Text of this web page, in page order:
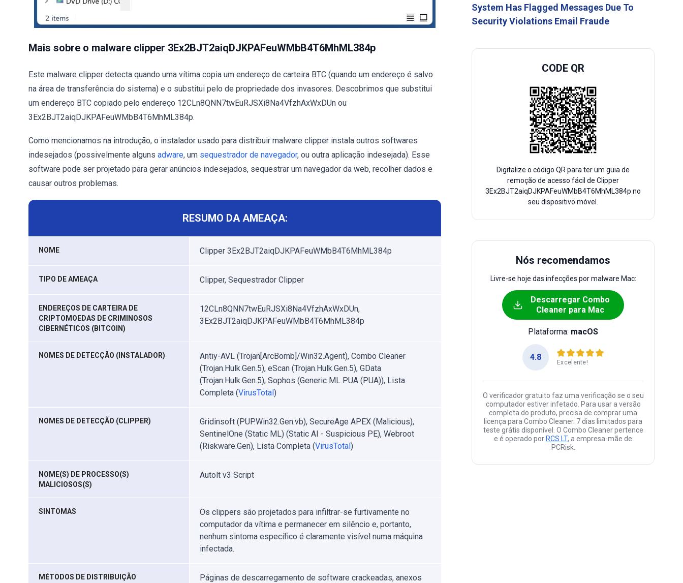
Mais sobre o malware clipper 3Ex2BJT2aiqDJKPAFeuWMbB4T6MhML384p
Este malware clipper detecta quando uma vítima copia um endereço de carteira BTC (quando um endereço é salvo
na área de transferência do sistema) e o substitui pelo de propriedade dos invasores. Descobrimos que substitui
um endereço BTC copiado pelo endereço 12CLn8QNN7twEuRJSXi8Na4VfzhAxWxDUn ou
3Ex2BJT2aiqDJKPAFeuWMbB4T6MhML384p.
Como mencionamos na introdução, o instalador usado para distribuir malware clipper instala outros softwares
indesejados (possivelmente alguns adware, um sequestrador de navegador, ou outra aplicação indesejada). Esse
software pode ser projetado para gerar anúncios indesejados, sequestrar um navegador da web, recolher dados e
causar outros problemas.
RESUMO DA AMEAÇA:
NOME Clipper 3Ex2BJT2aiqDJKPAFeuWMbB4T6MhML384p
TIPO DE AMEAÇA Clipper, Sequestrador Clipper
ENDEREÇOS DE CARTEIRA DE
CRIPTOMOEDAS DE CRIMINOSOS
CIBERNÉTICOS (BITCOIN)
12CLn8QNN7twEuRJSXi8Na4VfzhAxWxDUn,
3Ex2BJT2aiqDJKPAFeuWMbB4T6MhML384p
NOMES DE DETECÇÃO (INSTALADOR)
Antiy-AVL (Trojan[ArcBomb]/Win32.Agent), Combo Cleaner
(Trojan.Hulk.Gen.5), eScan (Trojan.Hulk.Gen.5), GData
(Trojan.Hulk.Gen.5), Sophos (Generic ML PUA (PUA)), Lista
Completa (VirusTotal)
NOMES DE DETECÇÃO (CLIPPER)
Gridinsoft (PUP.Win32.Gen.vb), SecureAge APEX (Malicious),
SentinelOne (Static ML) (Static AI - Suspicious PE), Webroot
(Riskware.Gen), Lista Completa (VirusTotal)
NOME(S) DE PROCESSO(S)
MALICIOSOS(S)
Autolt v3 Script
SINTOMAS
Os clippers são projetados para infiltrar-se furtivamente no
computador da vítima e permanecer em silêncio e, portanto,
nenhum sintoma específico é claramente visível numa máquina
infectada.
MÉTODOS DE DISTRIBUIÇÃO
Páginas de descarregamento de software crackeadas, anexos
System Has Flagged Messages Due To
Security Violations Email Fraude
CODE QR
Digitalize o código QR para ter um guia de
remoção de acesso fácil de Clipper
3Ex2BJT2aiqDJKPAFeuWMbB4T6MhML384p no
seu dispositivo móvel.
Nós recomendamos
Livre-se hoje das infecções por malware Mac:
Descarregar Combo
Cleaner para Mac
Plataforma: macOS
4.8
Excelente!
O verificador gratuito faz uma verificação se o seu
computador estiver infetado. Para usar a versão
completa do produto, precisa de comprar uma
licença para Combo Cleaner. 7 dias limitados para
teste grátis disponível. O Combo Cleaner pertence
e é operado por RCS LT, a empresa-mãe de
PCRisk.